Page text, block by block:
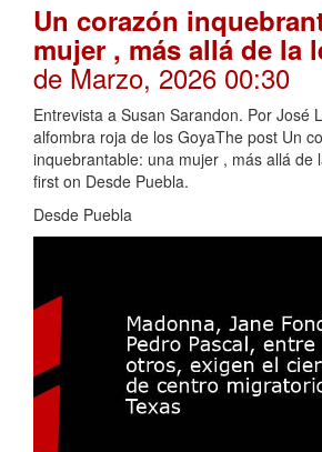
Un corazón
mujer , más allá de la
de Marzo, 2026 00:30
Entrevista a Susan Sarandon. Por José
alfombra roja de los GoyaThe post Un
inquebrantable: una mujer , más allá de
first on Desde Puebla.
Desde Puebla